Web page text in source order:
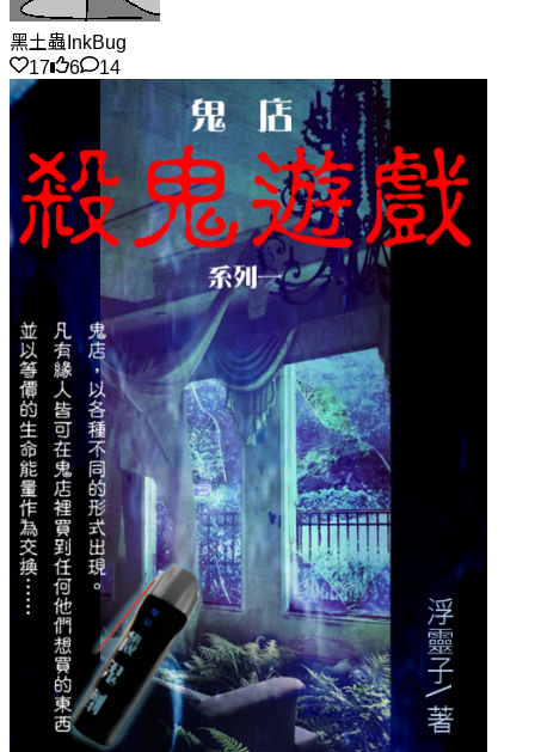
黑土蟲InkBug
17
6 14